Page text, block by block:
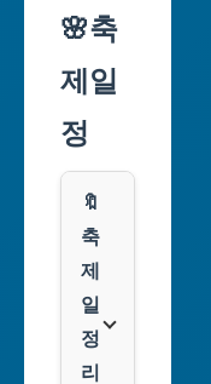
인
광
역
주
광
역
시
리
스
레
쿠
팡
클
룩
🌸축
제일
정
🔖
축
제
일
정
리